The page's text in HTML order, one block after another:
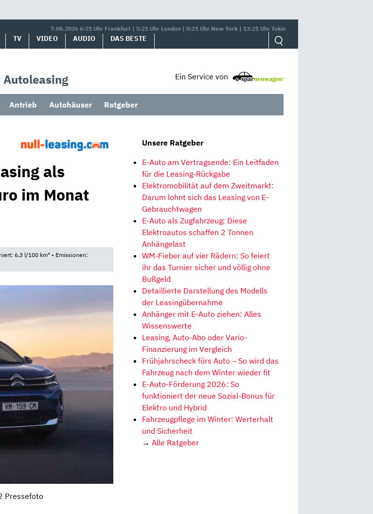
7.08.2026 6:21 Uhr Frankfurt | 5:21 Uhr London | 0:21 Uhr New York | 13:21 Uhr Tokio
TV VIDEO AUDIO DAS BESTE
Ein Service von
Antrieb Autohäuser Ratgeber
als
im Monat
6,3 l/100 km* • Emissionen:
Pressefoto
Unsere Ratgeber
E-Auto am Vertragsende: Ein Leitfaden
für die Leasing-Rückgabe
Elektromobilität auf dem Zweitmarkt:
Darum lohnt sich das Leasing von E-
Gebrauchtwagen
E-Auto als Zugfahrzeug: Diese
Elektroautos schaffen 2 Tonnen
Anhängelast
WM-Fieber auf vier Rädern: So feiert
ihr das Turnier sicher und völlig ohne
Bußgeld
Detaillierte Darstellung des Modells
der Leasingübernahme
Anhänger mit E-Auto ziehen: Alles
Wissenswerte
Leasing, Auto-Abo oder Vario-
Finanzierung im Vergleich
Frühjahrscheck fürs Auto – So wird das
Fahrzeug nach dem Winter wieder fit
E-Auto-Förderung 2026: So
funktioniert der neue Sozial-Bonus für
Elektro und Hybrid
Fahrzeugpflege im Winter: Werterhalt
und Sicherheit
→ Alle Ratgeber